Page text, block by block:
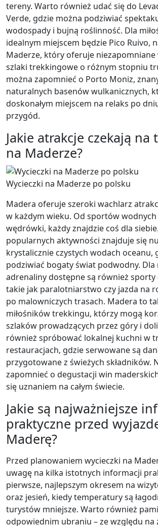
tereny. Warto również udać się do
Verde, gdzie można podziwiać
wodospady i bujną roślinność. Dla
idealnym miejscem będzie Pico Ruivo,
Maderze, który oferuje
szlaki trekkingowe o różnym stopniu
można zapomnieć o Porto Moniz,
naturalnych basenów wulkanicznych,
doskonałym miejscem na relaks po
przygód.
Jakie atrakcje czekają na
na Maderze?
Wycieczki na Maderze po polsku
Madera oferuje szeroki wachlarz
w każdym wieku. Od sportów
wędrówki, każdy znajdzie coś dla
popularnych aktywności znajduje się
krystalicznie czystych wodach oceanu,
podziwiać bogaty świat podwodny. Dla
adrenaliny dostępne są również sporty
takie jak paralotniarstwo czy jazda na
po malowniczych trasach. Madera to
miłośników trekkingu, którzy mogą
szlaków prowadzących przez góry i
również spróbować lokalnej kuchni w
restauracjach, gdzie serwowane są
przygotowane z świeżych składników.
zapomnieć o degustacji win
się uznaniem na całym świecie.
Jakie są najważniejsze
praktyczne przed
Maderę?
Przed planowaniem wycieczki na
uwagę na kilka istotnych informacji
pierwsze, najlepszym okresem na
oraz jesień, kiedy temperatury są
turystów mniejsze. Warto również
odpowiednim ubraniu – ze względu na